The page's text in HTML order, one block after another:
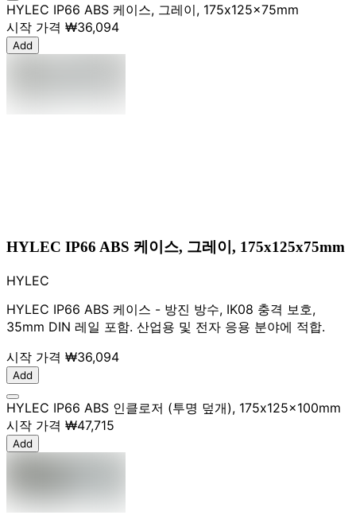
HYLEC IP66 ABS 케이스, 그레이, 175x125x75mm
시작 가격 ₩36,094
Add
HYLEC IP66 ABS 케이스, 그레이, 175x125x75mm
HYLEC
HYLEC IP66 ABS 케이스 - 방진 방수, IK08 충격 보호,
35mm DIN 레일 포함. 산업용 및 전자 응용 분야에 적합.
시작 가격 ₩36,094
Add
HYLEC IP66 ABS 인클로저 (투명 덮개), 175x125x100mm
시작 가격 ₩47,715
Add